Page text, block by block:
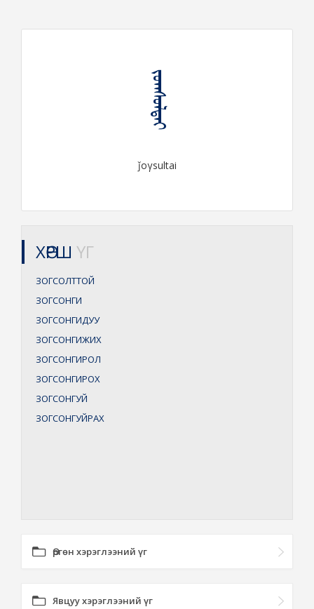
ᠵᠣᠭᠰᠤᠯᠲᠠᠶ
ǰoγsultai
ХӨРШ ҮГ
ЗОГСОЛТТОЙ
ЗОГСОНГИ
ЗОГСОНГИДУУ
ЗОГСОНГИЖИХ
ЗОГСОНГИРОЛ
ЗОГСОНГИРОХ
ЗОГСОНГУЙ
ЗОГСОНГУЙРАХ
Өргөн хэрэглээний үг
Явцуу хэрэглээний үг